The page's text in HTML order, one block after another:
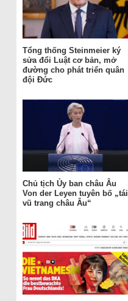
Tổng thống Steinmeier ký
sửa đổi Luật cơ bản, mở
đường cho phát triển quân
đội Đức
Chủ tịch Ủy ban châu Âu
Von der Leyen tuyên bố „tái
vũ trang châu Âu“